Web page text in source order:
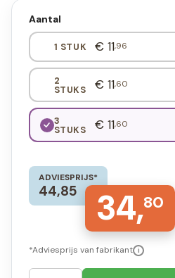
Aantal
1 STUK € 11,96
2
STUKS € 11,60
3
STUKS € 11,60
ADVIESPRIJS*
44,85 34,80
*Adviesprijs van fabrikant i